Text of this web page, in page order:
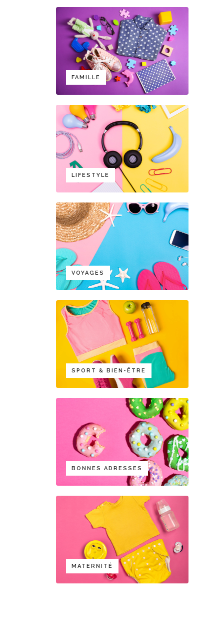
FAMILLE
LIFESTYLE
VOYAGES
SPORT & BIEN-ÊTRE
BONNES ADRESSES
MATERNITÉ